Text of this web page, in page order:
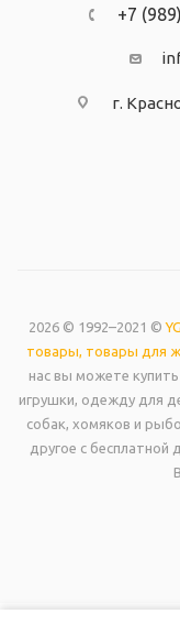
+7
г.
2026 © 1992–2021 ©
товары, товары для
нас вы можете
игрушки, одежду для
собак, хомяков и
другое с